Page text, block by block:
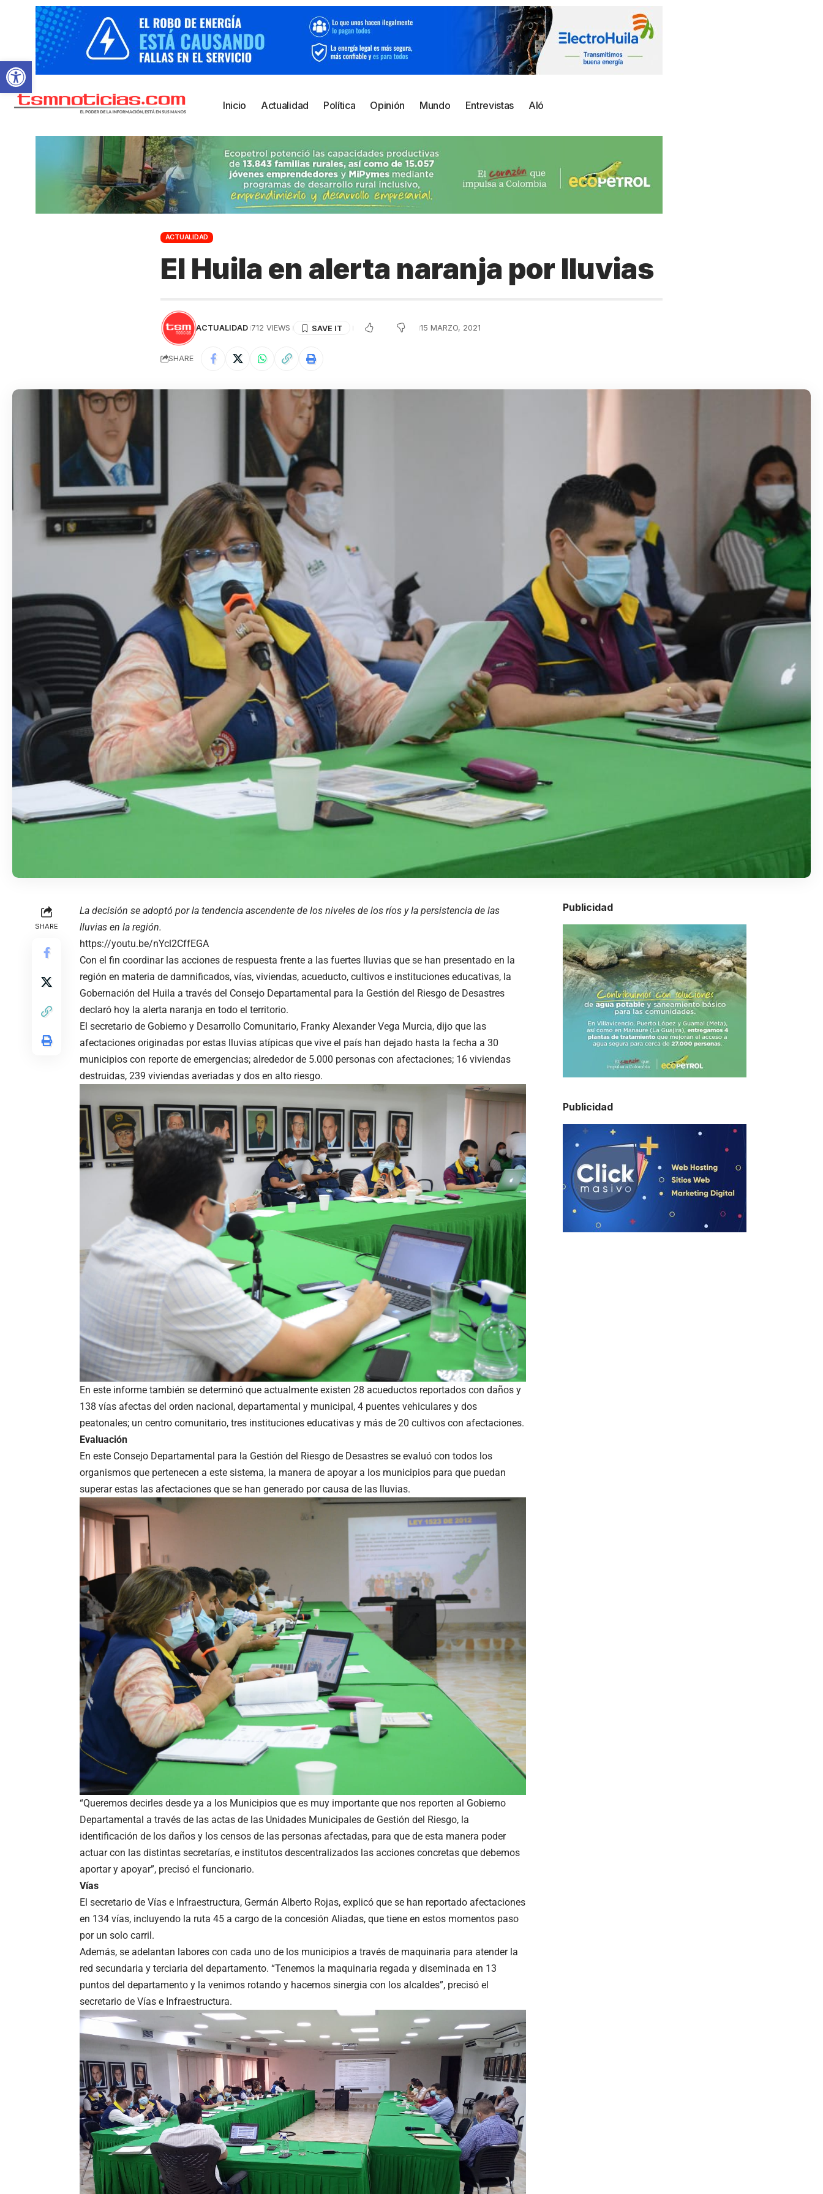
Abrir barra de herramientas
Inicio Actualidad Política Opinión Mundo Entrevistas Aló
ACTUALIDAD
El Huila en alerta naranja por lluvias
ACTUALIDAD 712 VIEWS 15 MARZO, 2021
SHARE
SHARE
La decisión se adoptó por la tendencia ascendente de los niveles de los ríos y la persistencia de las
lluvias en la región.
https://youtu.be/nYcl2CffEGA
Con el fin coordinar las acciones de respuesta frente a las fuertes lluvias que se han presentado en la
región en materia de damnificados, vías, viviendas, acueducto, cultivos e instituciones educativas, la
Gobernación del Huila a través del Consejo Departamental para la Gestión del Riesgo de Desastres
declaró hoy la alerta naranja en todo el territorio.
El secretario de Gobierno y Desarrollo Comunitario, Franky Alexander Vega Murcia, dijo que las
afectaciones originadas por estas lluvias atípicas que vive el país han dejado hasta la fecha a 30
municipios con reporte de emergencias; alrededor de 5.000 personas con afectaciones; 16 viviendas
destruidas, 239 viviendas averiadas y dos en alto riesgo.
En este informe también se determinó que actualmente existen 28 acueductos reportados con daños y
138 vías afectas del orden nacional, departamental y municipal, 4 puentes vehiculares y dos
peatonales; un centro comunitario, tres instituciones educativas y más de 20 cultivos con afectaciones.
Evaluación
En este Consejo Departamental para la Gestión del Riesgo de Desastres se evaluó con todos los
organismos que pertenecen a este sistema, la manera de apoyar a los municipios para que puedan
superar estas las afectaciones que se han generado por causa de las lluvias.
“Queremos decirles desde ya a los Municipios que es muy importante que nos reporten al Gobierno
Departamental a través de las actas de las Unidades Municipales de Gestión del Riesgo, la
identificación de los daños y los censos de las personas afectadas, para que de esta manera poder
actuar con las distintas secretarías, e institutos descentralizados las acciones concretas que debemos
aportar y apoyar”, precisó el funcionario.
Vías
El secretario de Vías e Infraestructura, Germán Alberto Rojas, explicó que se han reportado afectaciones
en 134 vías, incluyendo la ruta 45 a cargo de la concesión Aliadas, que tiene en estos momentos paso
por un solo carril.
Además, se adelantan labores con cada uno de los municipios a través de maquinaria para atender la
red secundaria y terciaria del departamento. “Tenemos la maquinaria regada y diseminada en 13
puntos del departamento y la venimos rotando y hacemos sinergia con los alcaldes”, precisó el
secretario de Vías e Infraestructura.
Publicidad
Publicidad